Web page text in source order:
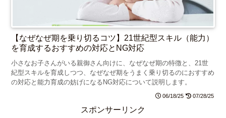
【なぜなぜ期を乗り切るコツ】21世紀型スキル（能力）
を育成するおすすめの対応とNG対応
小さなお子さんがいる親御さん向けに、なぜなぜ期の特徴と、21世
紀型スキルを育成しつつ、なぜなぜ期をうまく乗り切るのにおすすめ
の対応と能力育成の妨げになるNG対応について説明します。
06/18/25 07/28/25
スポンサーリンク